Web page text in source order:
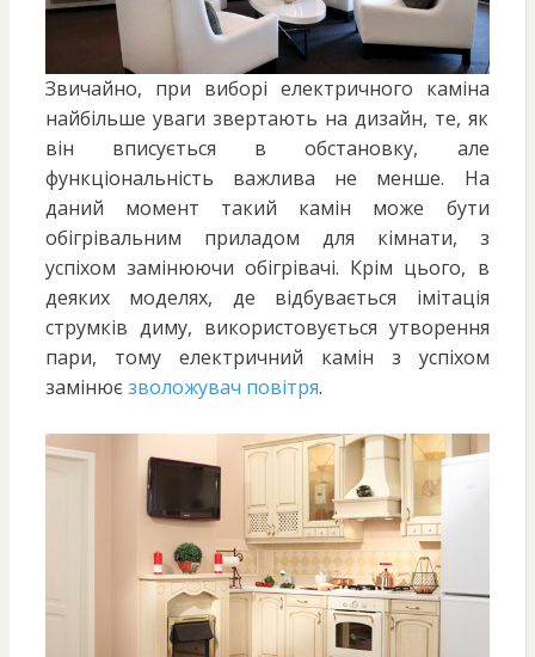
Звичайно, при виборі електричного каміна
найбільше уваги звертають на дизайн, те, як
він вписується в обстановку, але
функціональність важлива не менше. На
даний момент такий камін може бути
обігрівальним приладом для кімнати, з
успіхом замінюючи обігрівачі. Крім цього, в
деяких моделях, де відбувається імітація
струмків диму, використовується утворення
пари, тому електричний камін з успіхом
замінюєзволожувач повітря.